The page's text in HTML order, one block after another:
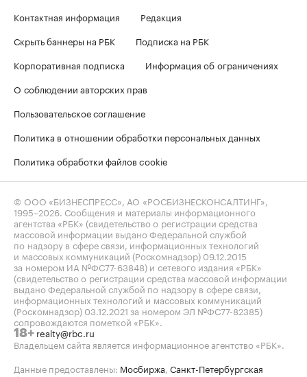
Контактная информация
Редакция
Скрыть баннеры на РБК
Подписка на РБК
Корпоративная подписка
Информация об ограничениях
О соблюдении авторских прав
Пользовательское соглашение
Политика в отношении обработки персональных данных
Политика обработки файлов cookie
© ООО «БИЗНЕСПРЕСС», АО «РОСБИЗНЕСКОНСАЛТИНГ»,
1995–2026 . Сообщения и материалы информационного
агентства «РБК» (свидетельство о регистрации средства
массовой информации выдано Федеральной службой
по надзору в сфере связи, информационных технологий
и массовых коммуникаций (Роскомнадзор) 09.12.2015
за номером ИА №ФС77-63848) и сетевого издания «РБК»
(свидетельство о регистрации средства массовой информации
выдано Федеральной службой по надзору в сфере связи,
информационных технологий и массовых коммуникаций
(Роскомнадзор) 03.12.2021 за номером ЭЛ №ФС77-82385)
сопровождаются пометкой «РБК».
18+ realty@rbc.ru
Владельцем сайта является информационное агентство «РБК».
Данные предоставлены: Мосбиржа Санкт-Петербургская